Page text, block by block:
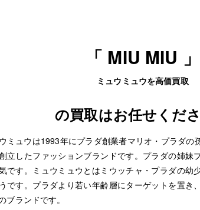
「 MIU MIU 」
ミュウミュウを高価買取
の買取はお任せくださ
ミュウは1993年にプラダ創業者マリオ・プラダの
立したファッションブランドです。プラダの姉妹
です。ミュウミュウとはミウッチャ・プラダの幼
です。プラダより若い年齢層にターゲットを置き
ブランドです。